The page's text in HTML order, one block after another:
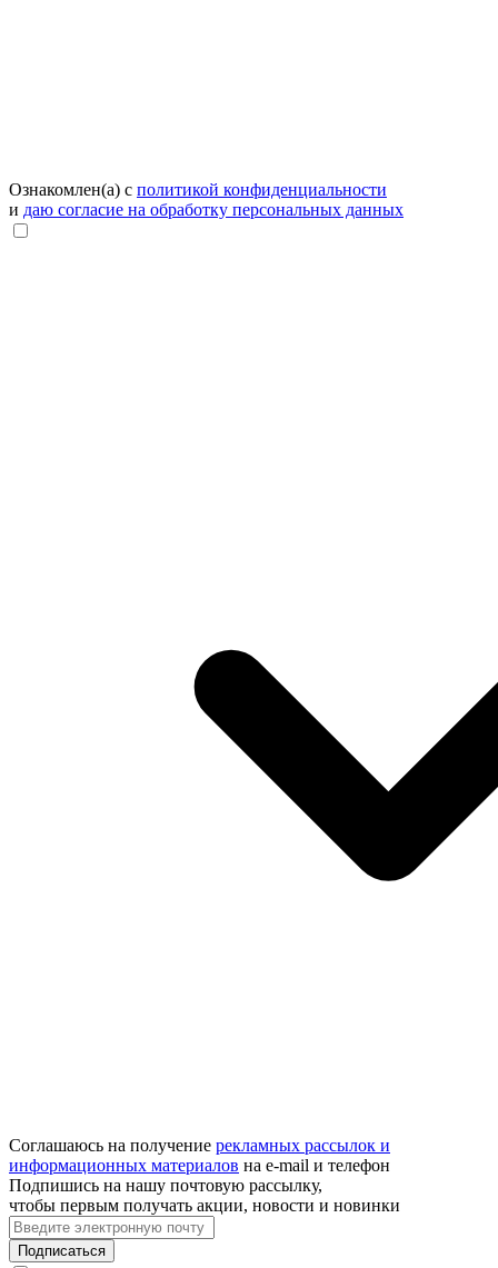
Ознакомлен(а) с политикой конфиденциальности
и даю согласие на обработку персональных данных
Соглашаюсь на получение рекламных рассылок и
информационных материалов на e‑mail и телефон
Подпишись на нашу почтовую рассылку,
чтобы первым получать акции, новости и новинки
Подписаться